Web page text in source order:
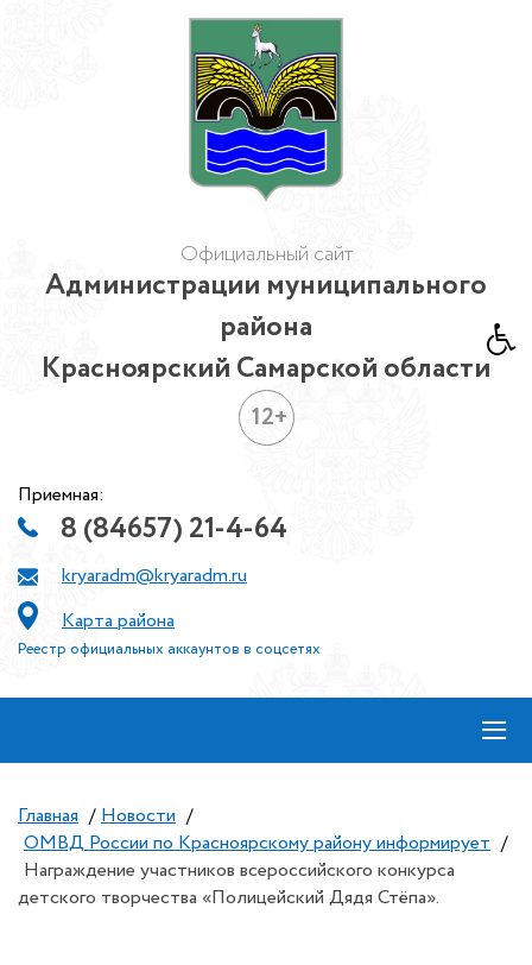
Официальный сайт
Администрации муниципального
района
Красноярский Самарской области
12+
Приемная:
8 (84657) 21-4-64
kryaradm@kryaradm.ru
Карта района
Реестр официальных аккаунтов в соцсетях
≡
Главная / Новости /
ОМВД России по Красноярскому району информирует /
Награждение участников всероссийского конкурса
детского творчества «Полицейский Дядя Стёпа».